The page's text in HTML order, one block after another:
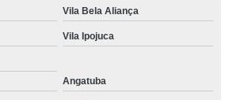
Vila Bela Aliança
Vila Ipojuca
Angatuba